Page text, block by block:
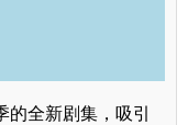
的全新剧集，吸引